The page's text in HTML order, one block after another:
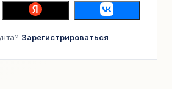
Зарегистрироваться